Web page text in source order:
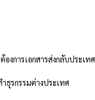
งการเอกสารส่งกลับประเทศ
ธุรกรรมต่างประเทศ